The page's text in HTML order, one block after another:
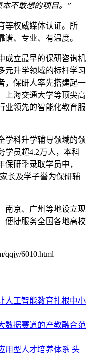
本不敢想的项目。”
等权威媒体认证。所
、专业、有温度。
成立最早的保研咨询机
元升学领域的标杆学习
，保研人率先搭建起一
上海交通大学等顶尖高
业领先的智能化教育服
学科升学辅导领域的领
学员超4.2万人，本科
保研季录取学员中，
长及学子誉为保研辅
南京、广州等地设立现
便捷服务全国各地高校
qqjy/6010.html
人工智能教育扎根中小
数据赛道的产教融合范
用型人才培养体系 头